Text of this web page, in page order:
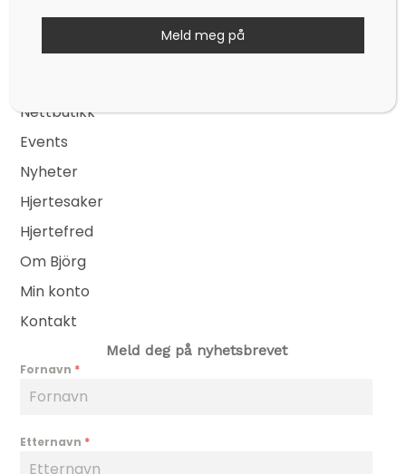
Nettbutikk
Events
Nyheter
Hjertesaker
Hjertefred
Om Björg
Min konto
Kontakt
Meld deg på nyhetsbrevet
Fornavn *
Etternavn *
Meld meg på